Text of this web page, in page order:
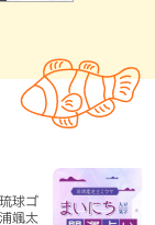
球ゴ
颯太